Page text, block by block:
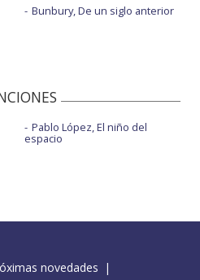
Bunbury, De un siglo anterior
Pablo López, El niño del
espacio
novedades